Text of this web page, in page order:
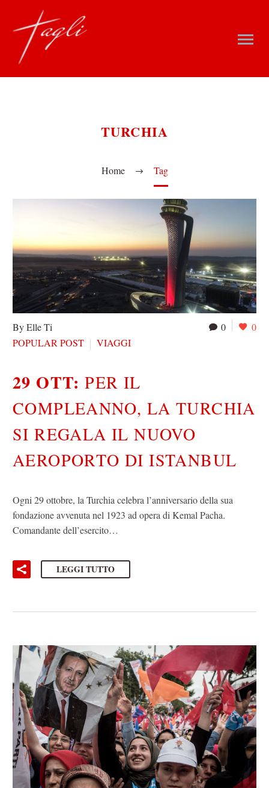
TURCHIA
Home Tag
0 0
By Elle Ti
POPULAR POST
VIAGGI
29 OTT:PER IL
COMPLEANNO, LA TURCHIA
SI REGALA IL NUOVO
AEROPORTO DI ISTANBUL
Ogni 29 ottobre, la Turchia celebra l’anniversario della sua
fondazione avvenuta nel 1923 ad opera di Kemal Pacha.
Comandante dell’esercito…
LEGGI TUTTO